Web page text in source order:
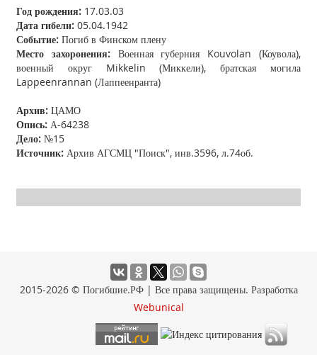
Год рождения: 17.03.03
Дата гибели: 05.04.1942
Событие: Погиб в Финском плену
Место захоронения: Военная губерния Kouvolan (Коувола),
военный округ Mikkelin (Миккели), братская могила
Lappeenrannan (Лаппеенранта)
Архив: ЦАМО
Опись: А-64238
Дело: №15
Источник: Архив АГСМЦ "Поиск", инв.3596, л.74об.
2015-2026 © Погибшие.РФ | Все права защищены. Разработка
Webunical